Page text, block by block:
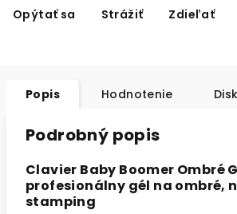
Opýtať sa Strážiť Zdieľať
Popis Hodnotenie
Podrobný popis
Clavier Baby Boomer Ombré
profesionálny gél na ombré,
stamping